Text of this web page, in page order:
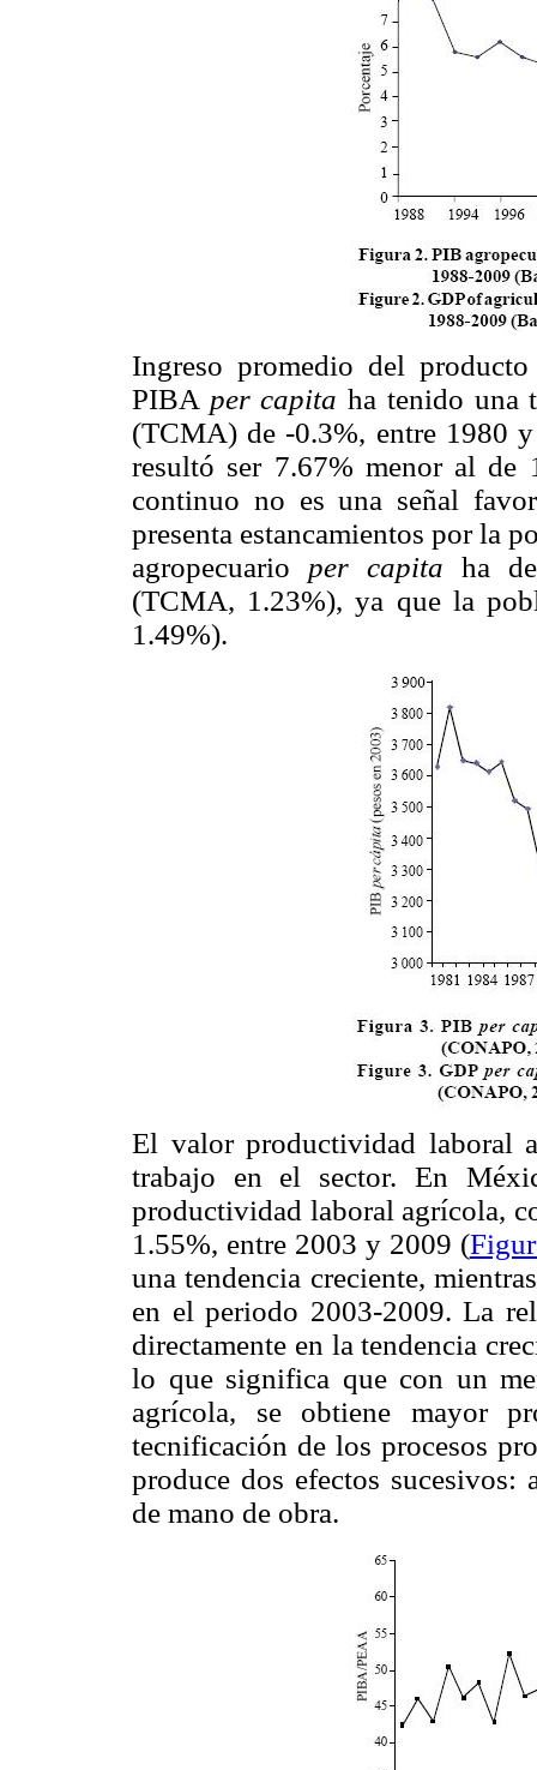
Ingreso promedio del
PIBA per capita ha tenido una
(TCMA) de -0.3%, entre 1980
resultó ser 7.67% menor al de
continuo no es una señal
presenta estancamientos por la
agropecuario per capita ha
(TCMA, 1.23%), ya que la
1.49%).
El valor productividad laboral
trabajo en el sector. En
productividad laboral agrícola,
1.55%, entre 2003 y 2009 (
una tendencia creciente,
en el periodo 2003-2009. La
directamente en la tendencia
lo que significa que con un
agrícola, se obtiene mayor
tecnificación de los procesos
produce dos efectos
de mano de obra.